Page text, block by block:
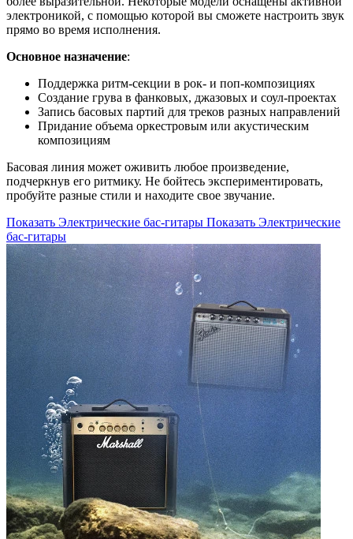
электроникой, с помощью которой вы сможете настроить звук
прямо во время исполнения.
Основное назначение:
Поддержка ритм-секции в рок- и поп-композициях
Создание грува в фанковых, джазовых и соул-проектах
Запись басовых партий для треков разных направлений
Придание объема оркестровым или акустическим
композициям
Басовая линия может оживить любое произведение,
подчеркнув его ритмику. Не бойтесь экспериментировать,
пробуйте разные стили и находите свое звучание.
Показать Электрические бас-гитары Показать Электрические
бас-гитары